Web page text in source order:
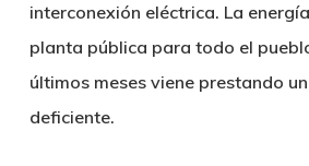
interconexión eléctrica. La
planta pública para todo el
últimos meses viene prestando
deficiente.